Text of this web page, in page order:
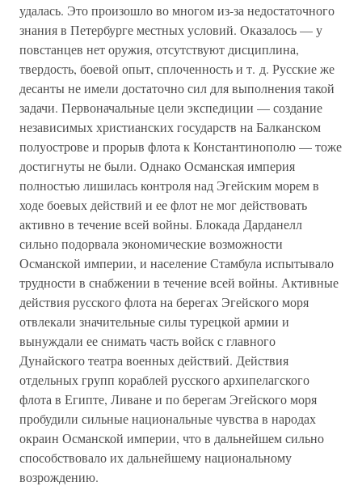
удалась. Это произошло во многом из-за недостаточного
знания в Петербурге местных условий. Оказалось — у
повстанцев нет оружия, отсутствуют дисциплина,
твердость, боевой опыт, сплоченность и т. д. Русские же
десанты не имели достаточно сил для выполнения такой
задачи. Первоначальные цели экспедиции — создание
независимых христианских государств на Балканском
полуострове и прорыв флота к Константинополю — тоже
достигнуты не были. Однако Османская империя
полностью лишилась контроля над Эгейским морем в
ходе боевых действий и ее флот не мог действовать
активно в течение всей войны. Блокада Дарданелл
сильно подорвала экономические возможности
Османской империи, и население Стамбула испытывало
трудности в снабжении в течение всей войны. Активные
действия русского флота на берегах Эгейского моря
отвлекали значительные силы турецкой армии и
вынуждали ее снимать часть войск с главного
Дунайского театра военных действий. Действия
отдельных групп кораблей русского архипелагского
флота в Египте, Ливане и по берегам Эгейского моря
пробудили сильные национальные чувства в народах
окраин Османской империи, что в дальнейшем сильно
способствовало их дальнейшему национальному
возрождению.